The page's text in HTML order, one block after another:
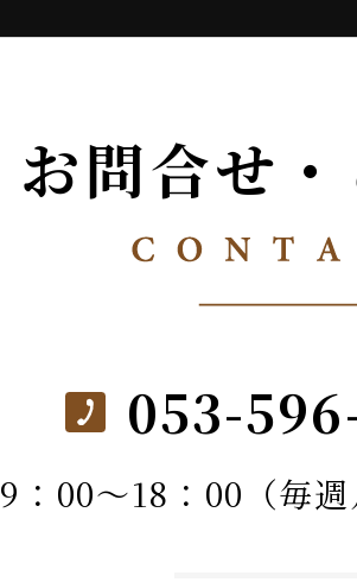
お問合せ
053-
9：00～18：00（毎